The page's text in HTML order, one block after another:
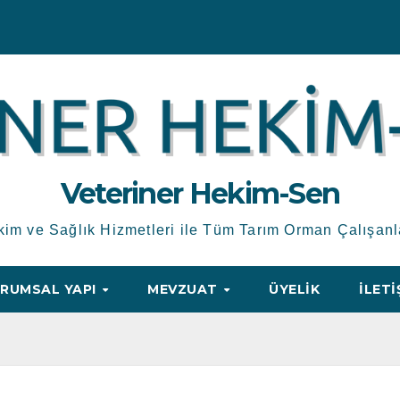
Veteriner Hekim-Sen
ve Sağlık Hizmetleri ile Tüm Tarım Orman
YAPI MEVZUAT ÜYELIK